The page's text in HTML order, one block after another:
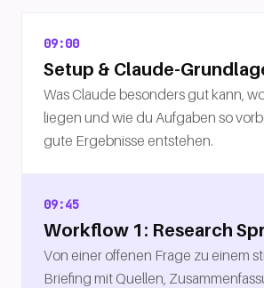
09:00
Setup & Claude-
Was Claude besonders gut kann,
liegen und wie du Aufgaben so
gute Ergebnisse entstehen.
09:45
Workflow 1: Research
Von einer offenen Frage zu einem
Briefing mit Quellen,